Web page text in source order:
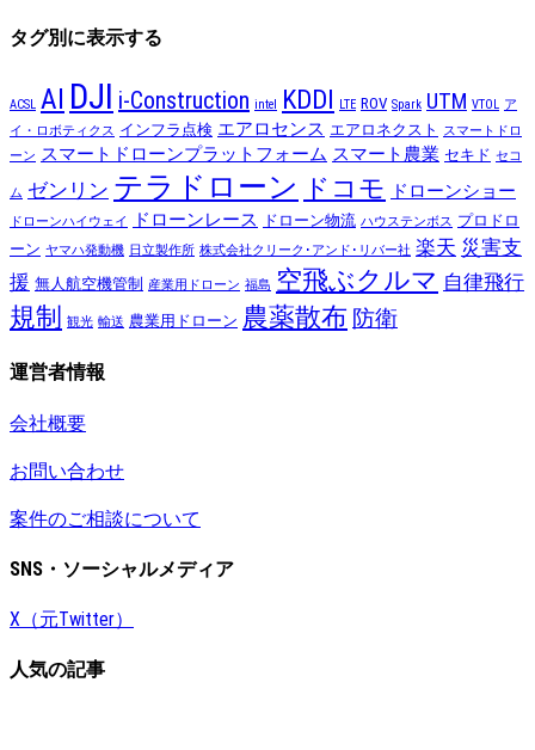
タグ別に表示する
ACSL AI DJI i-Construction intel KDDI LTE ROV Spark UTM VTOL ア
イ・ロボティクス インフラ点検 エアロセンス エアロネクスト
スマートドロ
ーン スマートドローンプラットフォーム スマート農業 セキド セコ
ム ゼンリン テラドローン ドコモ ドローンショー
ドローンハイウェイ ドローンレース ドローン物流 ハウステンボス プロドロ
ーン ヤマハ発動機 日立製作所 株式会社クリーク･アンド･リバー社 楽天 災害支
援 無人航空機管制 産業用ドローン 福島 空飛ぶクルマ 自律飛行
規制 観光 輸送 農業用ドローン 農薬散布 防衛
運営者情報
会社概要
お問い合わせ
案件のご相談について
SNS・ソーシャルメディア
X（元Twitter）
人気の記事